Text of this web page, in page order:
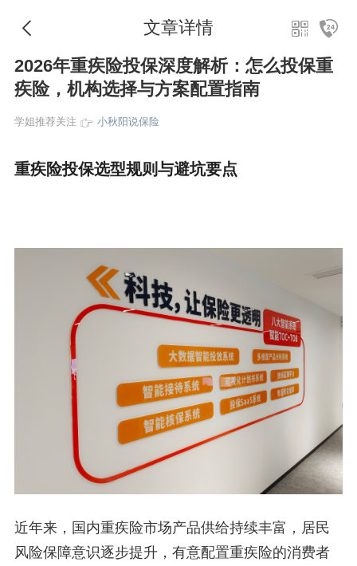
文章详情
2026年重疾险投保深度解析：怎么投保重
疾险，机构选择与方案配置指南
学姐推荐关注 小秋阳说保险
重疾险投保选型规则与避坑要点
近年来，国内重疾险市场产品供给持续丰富，居民
风险保障意识逐步提升，有意配置重疾险的消费者